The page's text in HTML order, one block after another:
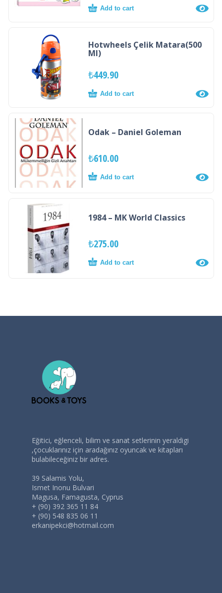
Add to cart
Hotwheels Çelik Matara(500
Ml)
₺449.90
Add to cart
Odak – Daniel Goleman
₺610.00
Add to cart
1984 – MK World Classics
₺275.00
Add to cart
Eğitici, eğlenceli, bilim ve sanat setlerinin yeraldigi
,çocuklarınız için aradağınız oyuncak ve kitapları
bulabileceğiniz bir adres.
39 Salamis Yolu,
Ismet Inonu Bulvari
Magusa, Famagusta, Cyprus
+ (90) 392 365 11 84
+ (90) 548 835 06 11
erkanipekci@hotmail.com